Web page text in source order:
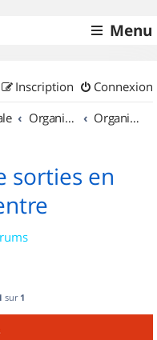
Menu
Connexion
Inscription
Organisation de sorties & Recherche de partenaires Organisation de sorties en région Centre
sorties en
sur 1